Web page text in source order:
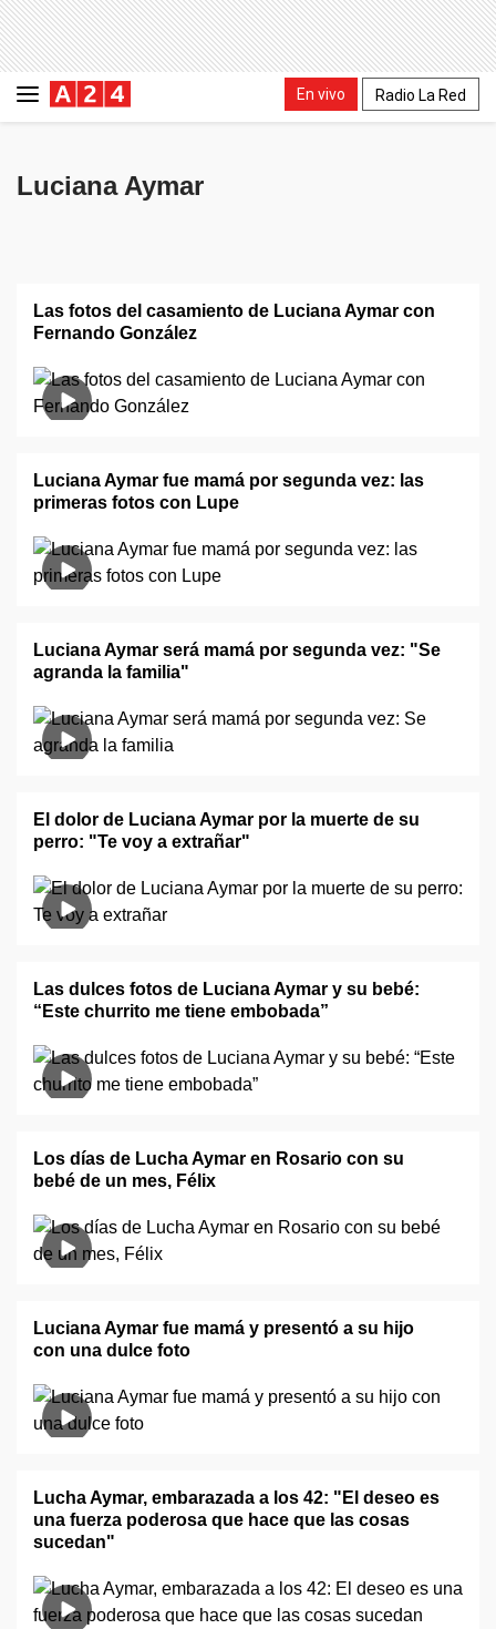
En vivo Radio La Red
Luciana Aymar
Las fotos del casamiento de Luciana Aymar con
Fernando González
Luciana Aymar fue mamá por segunda vez: las
primeras fotos con Lupe
Luciana Aymar será mamá por segunda vez: "Se
agranda la familia"
El dolor de Luciana Aymar por la muerte de su
perro: "Te voy a extrañar"
Las dulces fotos de Luciana Aymar y su bebé:
“Este churrito me tiene embobada”
Los días de Lucha Aymar en Rosario con su
bebé de un mes, Félix
Luciana Aymar fue mamá y presentó a su hijo
con una dulce foto
Lucha Aymar, embarazada a los 42: "El deseo es
una fuerza poderosa que hace que las cosas
sucedan"